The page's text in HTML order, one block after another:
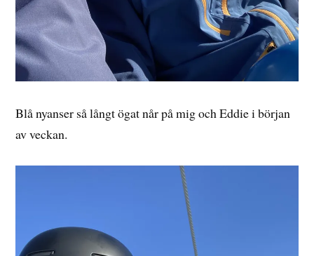
Blå nyanser så långt ögat når på mig och Eddie i början
av veckan.